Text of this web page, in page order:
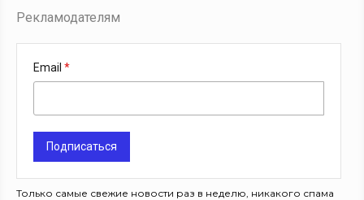
Рекламодателям
Email
Подписаться
Только самые свежие новости раз в неделю, никакого спама